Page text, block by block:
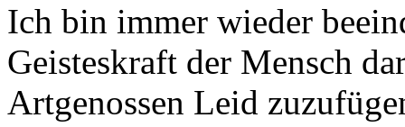
Ich bin immer wieder
Geisteskraft der Mensch
Artgenossen Leid